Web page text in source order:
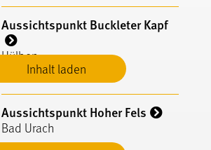
Inhalt laden
Aussichtspunkt Buckleter Kapf
Hülben
Aussichtspunkt Hoher Fels
Bad Urach